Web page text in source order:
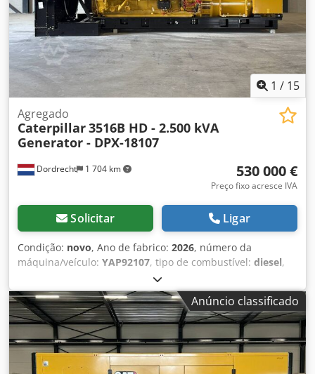
1 / 15
Dordrecht 1 704 km
Agregado
Caterpillar3516B HD - 2.500 kVA
Generator - DPX-18107
530 000 €
Preço fixo acresce IVA
Solicitar Ligar
Condição: novo, Ano de fabrico: 2026, número da
máquina/veículo: YAP92107, tipo de combustível: diesel,
Caterpillar 3516B HD
uso: Construção civil Peso vazio: 18.290 kg Potência do
gerador: 2.500 kVA Dimensões do compartimento de carga:
638 x 229 x 237 cm Marcação CE: sim Entre em contato
com a equipe DPX para mais informações. Credpfx Asy R I
D Sjl Ief = Outras opções e acessórios = - Painel de controle
Anúncio classificado